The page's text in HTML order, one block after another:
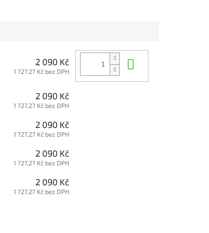
2 090 Kč
1 727,27 Kč bez DPH
2 090 Kč
1 727,27 Kč bez DPH
2 090 Kč
1 727,27 Kč bez DPH
2 090 Kč
1 727,27 Kč bez DPH
2 090 Kč
1 727,27 Kč bez DPH